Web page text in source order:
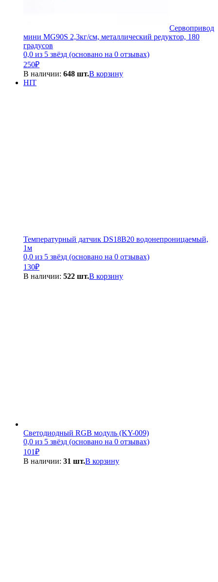
Сервопривод
мини MG90S 2,3кг/см, металлический редуктор, 180
градусов
0,0 из 5 звёзд (основано на 0 отзывах)
250₽
В наличии: 648 шт.В корзину
HIT
Температурный датчик DS18B20 водонепроницаемый,
1м
0,0 из 5 звёзд (основано на 0 отзывах)
130₽
В наличии: 522 шт.В корзину
Светодиодный RGB модуль (KY-009)
0,0 из 5 звёзд (основано на 0 отзывах)
101₽
В наличии: 31 шт.В корзину